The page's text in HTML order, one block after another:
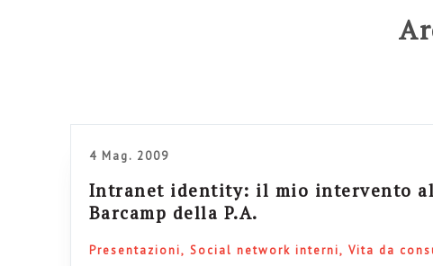
4 Mag. 2009
Intranet identity: il mio intervento al
Barcamp della P.A.
Presentazioni Social network interni Vita da